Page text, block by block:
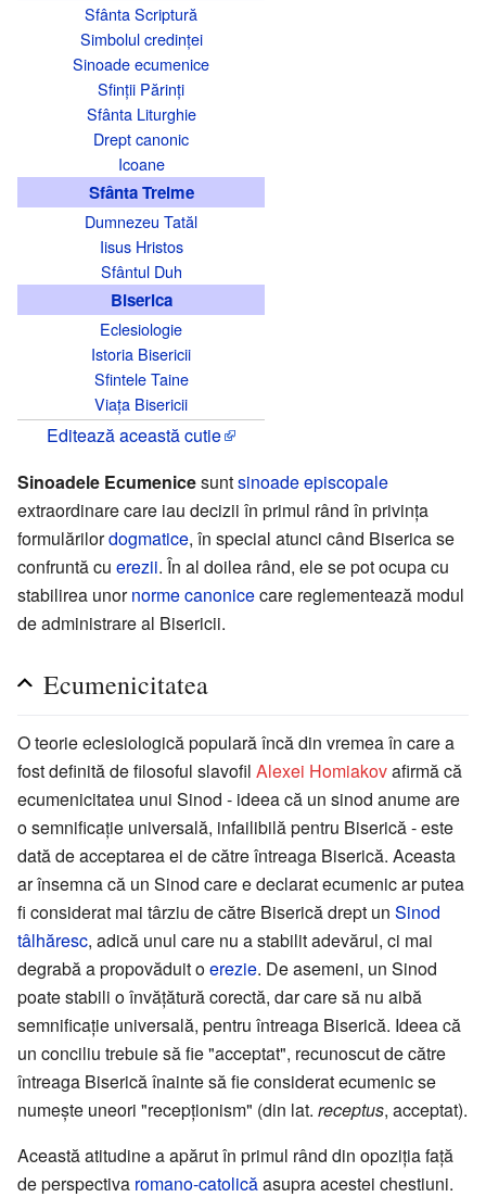
Sfânta Scriptură
Simbolul credinței
Sinoade ecumenice
Sfinții Părinți
Sfânta Liturghie
Drept canonic
Icoane
Sfânta Treime
Dumnezeu Tatăl
Iisus Hristos
Sfântul Duh
Biserica
Eclesiologie
Istoria Bisericii
Sfintele Taine
Viața Bisericii
Editează această cutie
Sinoadele Ecumenicesuntsinoadeepiscopale
extraordinare care iau decizii în primul rând în privința
formulărilordogmatice, în special atunci când Biserica se
confruntă cu erezii. În al doilea rând, ele se pot ocupa cu
stabilirea unornorme canonicecare reglementează modul
de administrare al Bisericii.
Ecumenicitatea
O teorie eclesiologică populară încă din vremea în care a
fost definită de filosoful slavofil Alexei Homiakovafirmă că
ecumenicitatea unui Sinod - ideea că un sinod anume are
o semnificație universală, infailibilă pentru Biserică - este
dată de acceptarea ei de către întreaga Biserică. Aceasta
ar însemna că un Sinod care e declarat ecumenic ar putea
fi considerat mai târziu de către Biserică drept un Sinod
tâlhăresc, adică unul care nu a stabilit adevărul, ci mai
degrabă a propovăduit oerezie. De asemeni, un Sinod
poate stabili o învățătură corectă, dar care să nu aibă
semnificație universală, pentru întreaga Biserică. Ideea că
un conciliu trebuie să fie "acceptat", recunoscut de către
întreaga Biserică înainte să fie considerat ecumenic se
numește uneori "recepționism" (din lat. receptus, acceptat).
Această atitudine a apărut în primul rând din opoziția față
de perspectiva romano-catolicăasupra acestei chestiuni.